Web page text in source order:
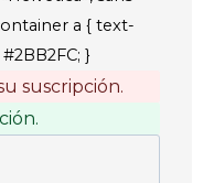
a { text-
}
suscripción.